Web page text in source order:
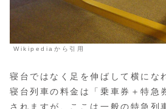
Wikipediaから引用
寝台ではなく足を伸ばして横にな
寝台列車の料金は「乗車券＋特急
されますが、ここは一般の特急列